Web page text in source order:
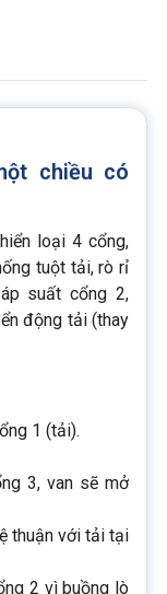
chiều có
loại 4 cổng,
tuột tải, rò rỉ
suất cổng 2,
động tải (thay
1 (tải).
3, van sẽ mở
thuận với tải tại
2 vì buồng lò